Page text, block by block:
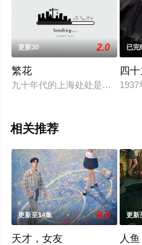
更新30 2.0
繁花
九十年代的上海处处是机遇与
已完
四
相关推荐
更新至14集 8.0
天才，女友
更新
人鱼